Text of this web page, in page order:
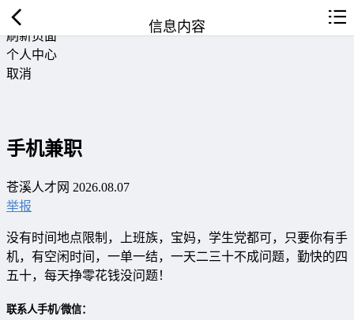
返回首页
刷新页面
个人中心
取消
信息内容
手机兼职
苍溪人才网 2026.08.07
举报
没有时间地点限制，上班族，宝妈，学生党都可，只要你有手
机，有空闲时间，一单一结，一天二三十不成问题，勤快的四
五十，每天挣零花钱没问题！
联系人手机/微信：